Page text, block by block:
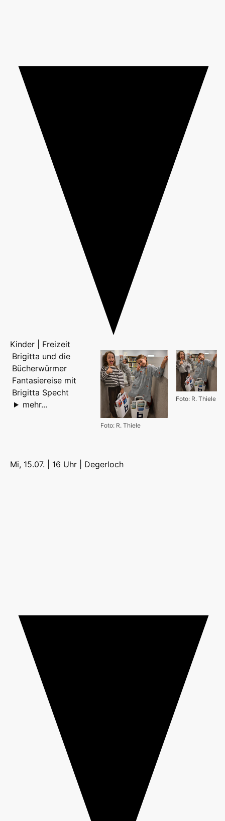
Kinder | Freizeit
Foto: R. Thiele
Foto: R. Thiele
Brigitta und die
Bücherwürmer
Fantasiereise mit
Brigitta Specht
mehr...
Mi, 15.07. | 16 Uhr | Degerloch